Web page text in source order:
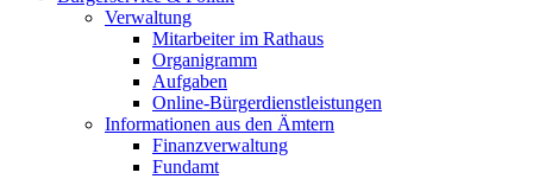
Verwaltung
Mitarbeiter im Rathaus
Organigramm
Aufgaben
Online-Bürgerdienstleistungen
Informationen aus den Ämtern
Finanzverwaltung
Fundamt